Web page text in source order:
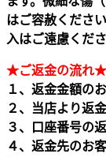
はご容赦くださ
入はご遠慮くださ
★ご返金の流れ★
１、返金金額の
２、当店より返
３、口座番号の
４、返金先のお